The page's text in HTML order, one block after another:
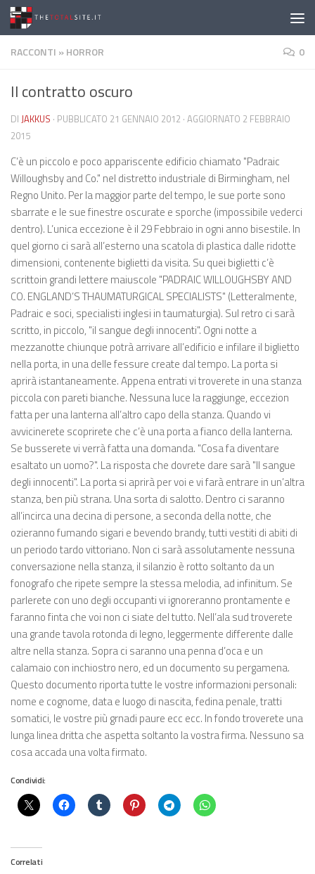
Salta al contenuto
RACCONTI »HORROR 0
Il contratto oscuro
DI JAKKUS · PUBBLICATO 21 GENNAIO 2012 · AGGIORNATO 2 FEBBRAIO
2015
C’è un piccolo e poco appariscente edificio chiamato "Padraic
Willoughsby and Co." nel distretto industriale di Birmingham, nel
Regno Unito. Per la maggior parte del tempo, le sue porte sono
sbarrate e le sue finestre oscurate e sporche (impossibile vederci
dentro). L’unica eccezione è il 29 Febbraio in ogni anno bisestile. In
quel giorno ci sarà all’esterno una scatola di plastica dalle ridotte
dimensioni, contenente biglietti da visita. Su quei biglietti c’è
scrittoin grandi lettere maiuscole "PADRAIC WILLOUGHSBY AND
CO. ENGLAND’S THAUMATURGICAL SPECIALISTS" (Letteralmente,
Padraic e soci, specialisti inglesi in taumaturgia). Sul retro ci sarà
scritto, in piccolo, "il sangue degli innocenti". Ogni notte a
mezzanotte chiunque potrà arrivare all’edificio e infilare il biglietto
nella porta, in una delle fessure create dal tempo. La porta si
aprirà istantaneamente. Appena entrati vi troverete in una stanza
piccola con pareti bianche. Nessuna luce la raggiunge, eccezion
fatta per una lanterna all’altro capo della stanza. Quando vi
avvicinerete scoprirete che c’è una porta a fianco della lanterna.
Se busserete vi verrà fatta una domanda. "Cosa fa diventare
esaltato un uomo?". La risposta che dovrete dare sarà "Il sangue
degli innocenti". La porta si aprirà per voi e vi farà entrare in un’altra
stanza, ben più strana. Una sorta di salotto. Dentro ci saranno
all’incirca una decina di persone, a seconda della notte, che
ozieranno fumando sigari e bevendo brandy, tutti vestiti di abiti di
un periodo tardo vittoriano. Non ci sarà assolutamente nessuna
conversazione nella stanza, il silanzio è rotto soltanto da un
fonografo che ripete sempre la stessa melodia, ad infinitum. Se
parlerete con uno degli occupanti vi ignoreranno prontamente e
faranno finta che voi non ci siate del tutto. Nell’ala sud troverete
una grande tavola rotonda di legno, leggermente differente dalle
altre nella stanza. Sopra ci saranno una penna d’oca e un
calamaio con inchiostro nero, ed un documento su pergamena.
Questo documento riporta tutte le vostre informazioni personali:
nome e cognome, data e luogo di nascita, fedina penale, tratti
somatici, le vostre più grnadi paure ecc ecc. In fondo troverete una
lunga linea dritta che aspetta soltanto la vostra firma. Nessuno sa
cosa accada una volta firmato.
Condividi:
Correlati